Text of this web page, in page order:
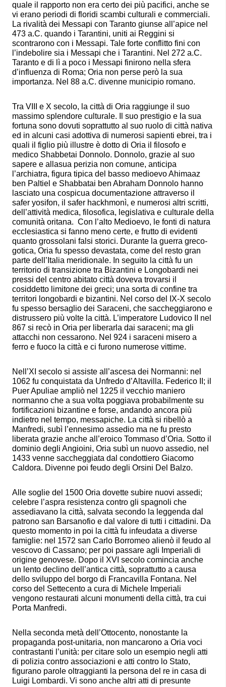
quale il rapporto non era certo dei più pacifici, anche se
vi erano periodi di floridi scambi culturali e commerciali.
La rivalità dei Messapi con Taranto giunse all’apice nel
473 a.C. quando i Tarantini, uniti ai Reggini si
scontrarono con i Messapi. Tale forte conflitto fini con
l’indebolire sia i Messapi che i Tarantini. Nel 272 a.C.
Taranto e di lì a poco i Messapi finirono nella sfera
d’influenza di Roma; Oria non perse però la sua
importanza. Nel 88 a.C. divenne municipio romano.
Tra VIII e X secolo, la città di Oria raggiunge il suo
massimo splendore culturale. Il suo prestigio e la sua
fortuna sono dovuti soprattutto al suo ruolo di città nativa
ed in alcuni casi adottiva di numerosi sapienti ebrei, tra i
quali il figlio più illustre è dotto di Oria il filosofo e
medico Shabbetai Donnolo. Donnolo, grazie al suo
sapere e allasua perizia non comune, anticipa
l’archiatra, figura tipica del basso medioevo Ahimaaz
ben Paltiel e Shabbatai ben Abraham Donnolo hanno
lasciato una cospicua documentazione attraverso il
safer yosifon, il safer hackhmonì, e numerosi altri scritti,
dell’attività medica, filosofica, legislativa e culturale della
comunità oritana. Con l’alto Medioevo, le fonti di natura
ecclesiastica si fanno meno certe, e frutto di evidenti
quanto grossolani falsi storici. Durante la guerra greco-
gotica, Oria fu spesso devastata, come del resto gran
parte dell’Italia meridionale. In seguito la città fu un
territorio di transizione tra Bizantini e Longobardi nei
pressi del centro abitato città doveva trovarsi il
cosiddetto limitone dei greci; una sorta di confine tra
territori longobardi e bizantini. Nel corso del IX-X secolo
fu spesso bersaglio dei Saraceni, che saccheggiarono e
distrussero più volte la città. L’imperatore Ludovico II nel
867 si recò in Oria per liberarla dai saraceni; ma gli
attacchi non cessarono. Nel 924 i saraceni misero a
ferro e fuoco la città e ci furono numerose vittime.
Nell’XI secolo si assiste all’ascesa dei Normanni: nel
1062 fu conquistata da Unfredo d’Altavilla. Federico II; il
Puer Apuliae ampliò nel 1225 il vecchio maniero
normanno che a sua volta poggiava probabilmente su
fortificazioni bizantine e forse, andando ancora più
indietro nel tempo, messapiche. La città si ribellò a
Manfredi, subì l’ennesimo assedio ma ne fu presto
liberata grazie anche all’eroico Tommaso d’Oria. Sotto il
dominio degli Angioini, Oria subì un nuovo assedio, nel
1433 venne saccheggiata dal condottiero Giacomo
Caldora. Divenne poi feudo degli Orsini Del Balzo.
Alle soglie del 1500 Oria dovette subire nuovi assedi;
celebre l’aspra resistenza contro gli spagnoli che
assediavano la città, salvata secondo la leggenda dal
patrono san Barsanofio e dal valore di tutti i cittadini. Da
questo momento in poi la città fu infeudata a diverse
famiglie: nel 1572 san Carlo Borromeo alienò il feudo al
vescovo di Cassano; per poi passare agli Imperiali di
origine genovese. Dopo il XVI secolo comincia anche
un lento declino dell’antica città, soprattutto a causa
dello sviluppo del borgo di Francavilla Fontana. Nel
corso del Settecento a cura di Michele Imperiali
vengono restaurati alcuni monumenti della città, tra cui
Porta Manfredi.
Nella seconda metà dell’Ottocento, nonostante la
propaganda post-unitaria, non mancarono a Oria voci
contrastanti l’unità: per citare solo un esempio negli atti
di polizia contro associazioni e atti contro lo Stato,
figurano parole oltraggianti la persona del re in casa di
Luigi Lombardi. Vi sono anche altri atti di presunte